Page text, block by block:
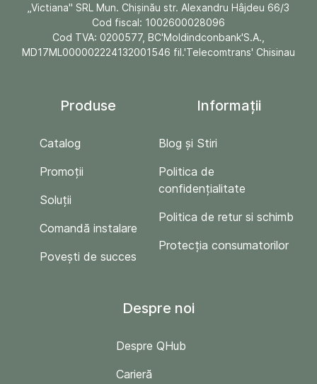
„Victiana" SRL Mun. Chişinău str. Alexandru Hâjdeu 66/3
Cod fiscal: 1002600028096
Cod TVA: 0200577, BC'Moldindconbank'S.A.,
MD17ML000002224132001546 fil.'Telecomtrans' Chisinau
Produse
Catalog
Promoții
Soluții
Comandă instalare
Povești de succes
Informații
Blog și Stiri
Politica de
confidențialitate
Politica de retur si schimb
Protecția consumatorilor
Despre noi
Despre QHub
Carieră